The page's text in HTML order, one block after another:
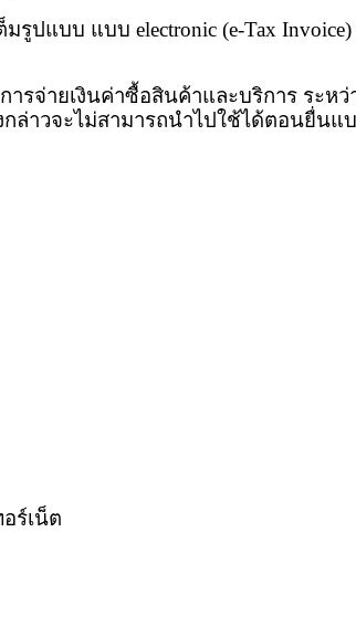
แบบ แบบ electronic (e-Tax Invoice)
จ่ายเงินค่าซื้อสินค้าและบริการ ระหว่
าวจะไม่สามารถนำไปใช้ได้ตอนยื่นแ
ร์เน็ต